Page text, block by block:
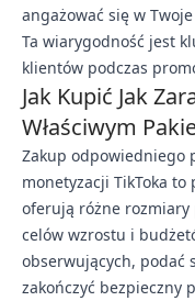
angażować się w
Ta wiarygodność jest
klientów podczas
Jak Kupić Jak
Właściwym
Zakup odpowiedniego
monetyzacji TikToka to
oferują różne rozmiary
celów wzrostu i
obserwujących, podać
zakończyć bezpieczny